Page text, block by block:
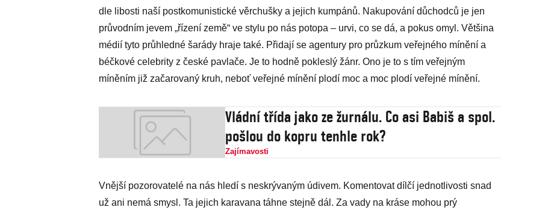
dle libosti naší postkomunistické věrchušky a jejich kumpánů. Nakupování důchodců je jen
průvodním jevem „řízení země“ ve stylu po nás potopa – urvi, co se dá, a pokus omyl. Většina
médií tyto průhledné šarády hraje také. Přidají se agentury pro průzkum veřejného mínění a
béčkové celebrity z české pavlače. Je to hodně pokleslý žánr. Ono je to s tím veřejným
míněním již začarovaný kruh, neboť veřejné mínění plodí moc a moc plodí veřejné mínění.
Vládní třída jako ze žurnálu. Co asi Babiš a spol.
pošlou do kopru tenhle rok?
Zajímavosti
Vnější pozorovatelé na nás hledí s neskrývaným údivem. Komentovat dílčí jednotlivosti snad
už ani nemá smysl. Ta jejich karavana táhne stejně dál. Za vady na kráse mohou prý